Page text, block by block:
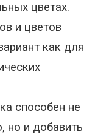
цветах.
и цветов
как для
способен не
но и добавить